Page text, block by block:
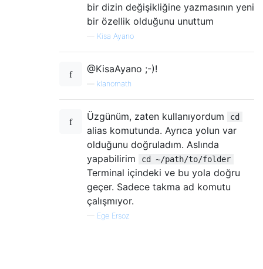
bir dizin değişikliğine yazmasının yeni
bir özellik olduğunu unuttum
— Kisa Ayano
@KisaAyano ;-)!
klanomath
Üzgünüm, zaten kullanıyordum cd
alias komutunda. Ayrıca yolun var
olduğunu doğruladım. Aslında
yapabilirim
cd ~/path/to/folder
Terminal içindeki ve bu yola doğru
geçer. Sadece takma ad komutu
çalışmıyor.
— Ege Ersoz